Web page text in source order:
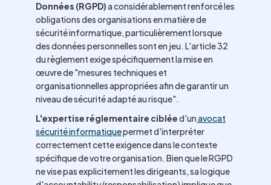
Données (RGPD)a considérablement renforcé les
obligations des organisations en matière de
sécurité informatique, particulièrement lorsque
des données personnelles sont en jeu. L'article 32
du règlement exige spécifiquement la mise en
œuvre de "mesures techniques et
organisationnelles appropriées afin de garantir un
niveau de sécurité adapté au risque".
L'expertise réglementaire cibléed'unavocat
sécurité informatiquepermet d'interpréter
correctement cette exigence dans le contexte
spécifique de votre organisation. Bien que le RGPD
ne vise pas explicitement les dirigeants, sa logique